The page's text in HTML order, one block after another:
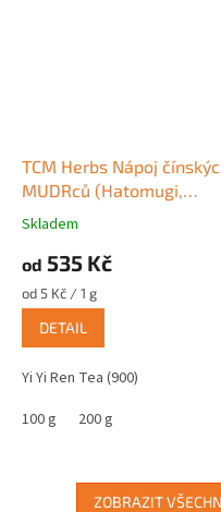
TCM Herbs Nápoj
MUDRců (Hatomugi,
perlivý ječmen, Jobovy
Průměrné
produktu
je
4,1
5
hvězdiček.
Skladem
od 535 Kč
Měrná
cena:
od 5 Kč / 1 g
DETAIL
Yi Yi Ren Tea (900)
100 g
200 g
ZOBRAZIT